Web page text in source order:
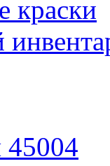
краски
45004